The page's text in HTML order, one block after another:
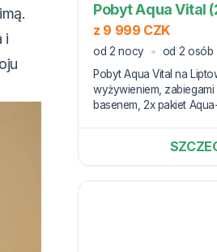
i
Pobyt Aqua Vital
z 9 999 CZK
od 2 nocy
od 2 osób
Pobyt Aqua Vital na
wyżywieniem, zabiegami
basenem, 2x pakiet